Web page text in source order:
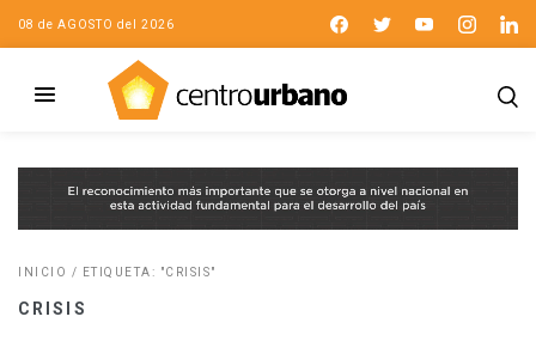
08 de AGOSTO del 2026
INICIO / ETIQUETA: "CRISIS"
CRISIS